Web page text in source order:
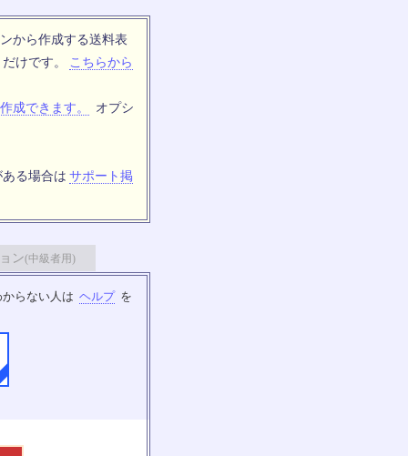
から作成する送料表
けです。
こちらから
成できます。 オプシ
る場合は サポート掲
ン(中級者用)
らない人は ヘルプ を